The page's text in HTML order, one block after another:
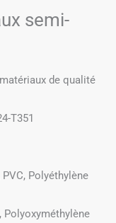
semi-
de qualité
T351
Polyéthylène
Polyoxyméthylène